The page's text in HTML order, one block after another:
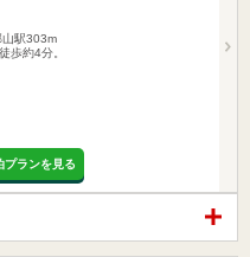
山駅303m
歩約4分。
プランを見る